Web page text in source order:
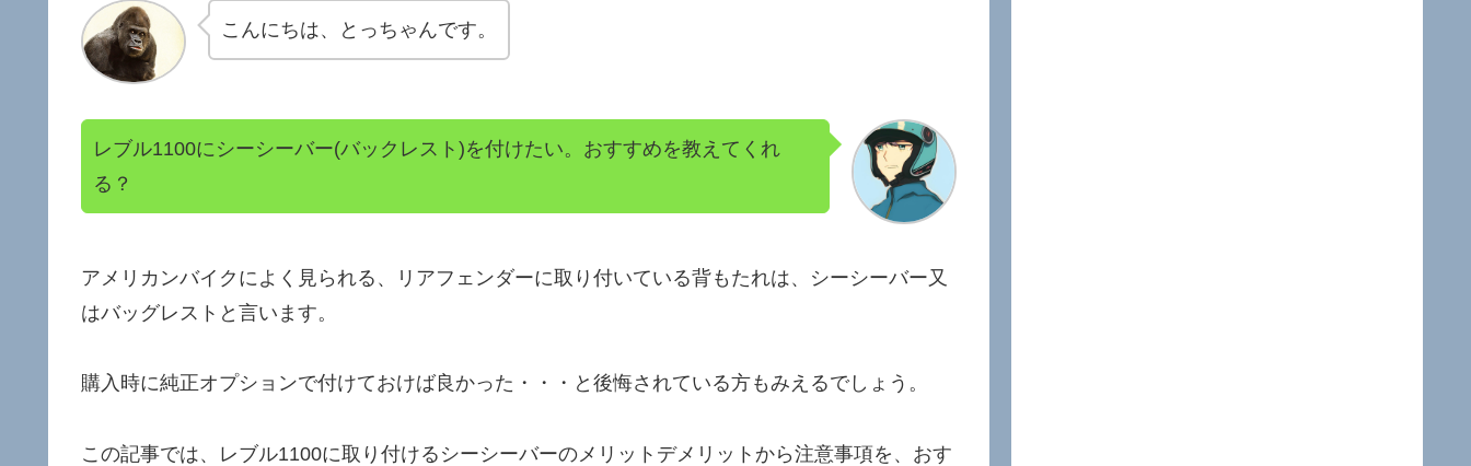
こんにちは、とっちゃんです。
レブル1100にシーシーバー(バックレスト)を付けたい。おすすめを教えてくれ
る？
アメリカンバイクによく見られる、リアフェンダーに取り付いている背もたれは、シーシーバー又
はバッグレストと言います。
購入時に純正オプションで付けておけば良かった・・・と後悔されている方もみえるでしょう。
この記事では、レブル1100に取り付けるシーシーバーのメリットデメリットから注意事項を、おす